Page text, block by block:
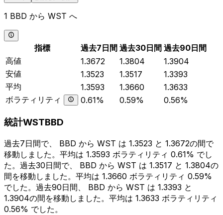
1 BBD から WST へ
指標 過去7日間 過去30日間 過去90日間
高値
1.3672 1.3804
1.3904
安値
1.3523 1.3517
1.3393
平均
1.3593 1.3660
1.3633
ボラティリティ
0.61% 0.59% 0.56%
統計WSTBBD
過去7日間で、 BBD から WST は 1.3523 と 1.3672の間で
移動しました。平均は 1.3593 ボラティリティ 0.61% でし
た。過去30日間で、 BBD から WST は 1.3517 と 1.3804の
間を移動しました。平均は 1.3660 ボラティリティ 0.59%
でした。過去90日間、 BBD から WST は 1.3393 と
1.3904の間を移動しました。平均は 1.3633 ボラティリティ
0.56% でした。